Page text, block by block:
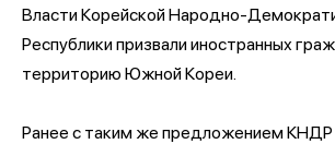
Власти Корейской Народно-
Республики призвали иностранных
территорию Южной Кореи.
Ранее с таким же предложением КНДР